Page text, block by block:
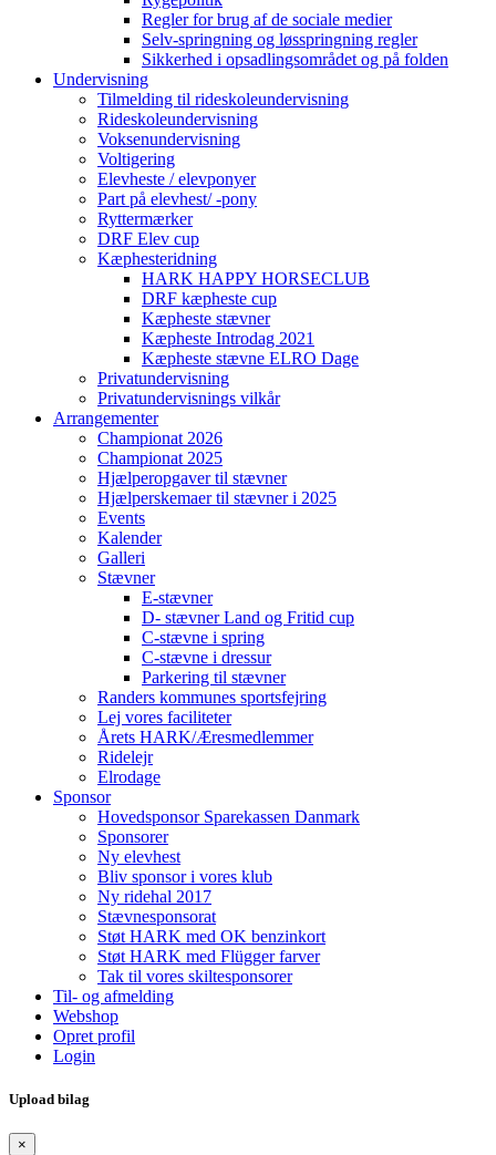
Regler for brug af de sociale medier
Selv-springning og løsspringning regler
Sikkerhed i opsadlingsområdet og på folden
Undervisning
Tilmelding til rideskoleundervisning
Rideskoleundervisning
Voksenundervisning
Voltigering
Elevheste / elevponyer
Part på elevhest/ -pony
Ryttermærker
DRF Elev cup
Kæphesteridning
HARK HAPPY HORSECLUB
DRF kæpheste cup
Kæpheste stævner
Kæpheste Introdag 2021
Kæpheste stævne ELRO Dage
Privatundervisning
Privatundervisnings vilkår
Arrangementer
Championat 2026
Championat 2025
Hjælperopgaver til stævner
Hjælperskemaer til stævner i 2025
Events
Kalender
Galleri
Stævner
E-stævner
D- stævner Land og Fritid cup
C-stævne i spring
C-stævne i dressur
Parkering til stævner
Randers kommunes sportsfejring
Lej vores faciliteter
Årets HARK/Æresmedlemmer
Ridelejr
Elrodage
Sponsor
Hovedsponsor Sparekassen Danmark
Sponsorer
Ny elevhest
Bliv sponsor i vores klub
Ny ridehal 2017
Stævnesponsorat
Støt HARK med OK benzinkort
Støt HARK med Flügger farver
Tak til vores skiltesponsorer
Til- og afmelding
Webshop
Opret profil
Login
Upload bilag
×